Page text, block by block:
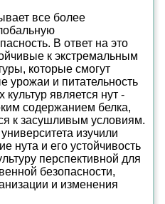
все более
В ответ на это
к экстремальным
которые смогут
урожаи и питательность
культур является нут -
содержанием белка,
к засушливым условиям.
изучили
нута и его устойчивость
перспективной для
безопасности,
и изменения